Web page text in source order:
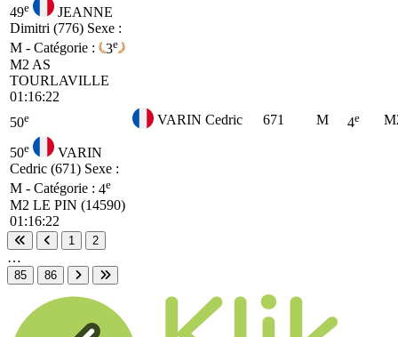
49e
JEANNE
Dimitri (776) Sexe :
M - Catégorie :
3e
M2 AS
TOURLAVILLE
01:16:22
50e VARIN Cedric 671 M 4e
50e
VARIN
Cedric (671) Sexe :
M - Catégorie : 4e
M2 LE PIN (14590)
01:16:22
Première page
Page précédente
1 2
…
85
86
Page suivante
Dernière page